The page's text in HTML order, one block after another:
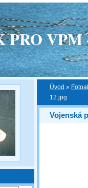
PRO VPM
Úvod »
12.jpg
Vojenská